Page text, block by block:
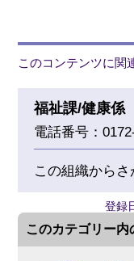
このコンテンツに関
福祉課/健康係
電話番号：
この組織から
登録
このカテゴリー内